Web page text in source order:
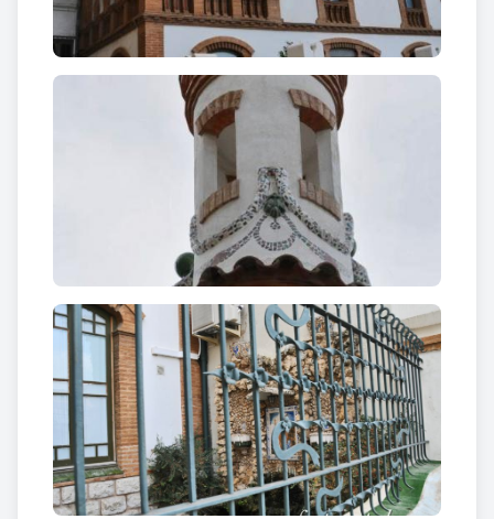
casa. L’edifici utilitza també la ceràmica de colors en
forma de trencadís, en garlandes florals que
decoren les parts altes dels paraments.
Cal Marquet s’estructura en dos cossos de diferent
alçada que formen una sola unitat. Ambdós cossos
comparteixen la planta baixa, i mentre l’un presenta
dos pisos al damunt, rematats per un terrat amb
barana ondulada d’obra i una torre mirador
cilíndrica de coberta ceràmica de tipus cònic, l’altre
cos d’edifici presenta potser la part més remarcable
de l’edifici, una galeria lateral oberta d’arcs
esglaonats de maó, recolzats sobre columnes
helicoïdals també de maó vist, amb terrassa a la
part superior.